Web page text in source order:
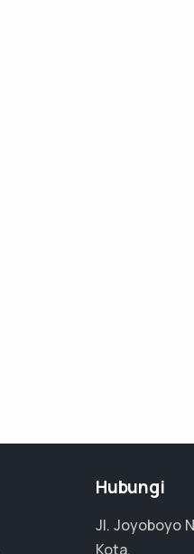
Hubungi
Jl. Joyoboyo
Kota,